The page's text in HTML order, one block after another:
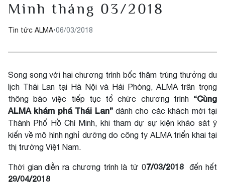
Minh tháng 03/2018
Tin tức ALMA•06/03/2018
Song song với hai chương trình bốc thăm trúng thưởng du
lịch Thái Lan tại Hà Nội và Hải Phòng, ALMA trân trọng
thông báo việc tiếp tục tổ chức chương trình “Cùng
ALMA khám phá Thái Lan”dành cho các khách mời tại
Thành Phố Hồ Chí Minh, khi tham dự sự kiện khảo sát ý
kiến về mô hình nghỉ dưỡng do công ty ALMA triển khai tại
thị trường Việt Nam.
Thời gian diễn ra chương trình là từ 07/03/2018 đến hết
29/04/2018